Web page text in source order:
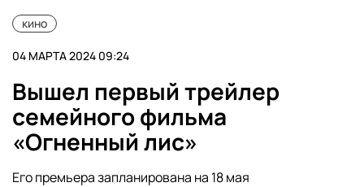
кино
04 МАРТА 2024 09:24
Вышел первый трейлер
семейного фильма
«Огненный лис»
Его премьера запланирована на 18 мая